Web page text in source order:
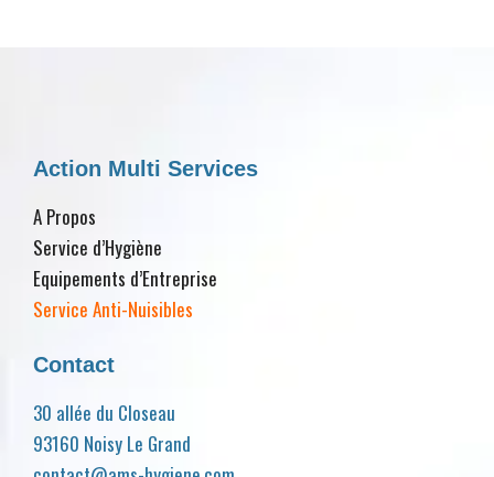
Action Multi Services
A Propos
Service d’Hygiène
Equipements d’Entreprise
Service Anti-Nuisibles
Contact
30 allée du Closeau
93160 Noisy Le Grand